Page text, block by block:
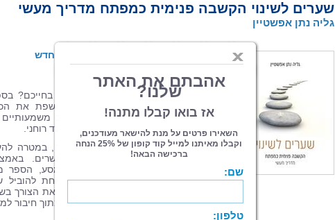
שערים לשינוי הקשבה פנימית כמפתח מדריך מעשי
גליה נתן אפשטיין
| תחום: עידן חדש
האם אתם שואפים לחולל שינוי כלשהו בחייכם?
"שערים לשינוי", גליה נתן אפשטיין חושפת את
והתובנות שאספה לאורך שנים של שינויים
תחומי חייה – החל מאישי, דרך מקצועי ועד רוחני.
הספר נכתב במקור עבור ילדיה של גליה, במטרה
להם מדריך לחיים משמעותיים ומאושרים.
חמישה שערים, המהווים אבני דרך במסע, הספר
שיטה מעשית המאפשרת לכל אחד ואחת להוביל
מתוך הקשבה פנימית. תגלו כיצד לזהות את הצורך
להתמודד עם האתגרים שבדרך, ולפעול מתוך חיבור
הפנימית שלכם.